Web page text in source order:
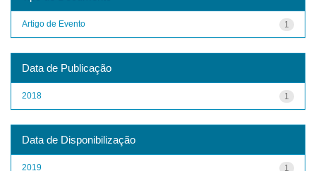
1
Artigo de Evento
Data de Publicação
1
2018
Data de Disponibilização
1
2019